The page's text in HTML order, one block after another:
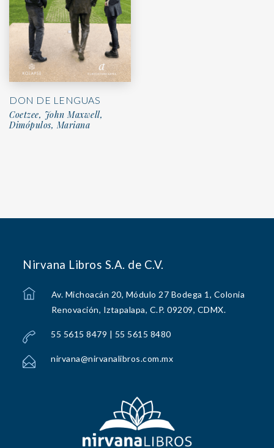
DON DE LENGUAS
Coetzee, John Maxwell,
Dimópulos, Mariana
Nirvana Libros S.A. de C.V.
Av. Michoacán 20, Módulo 27 Bodega 1, Colonia
Renovación, Iztapalapa, C.P. 09209, CDMX.
55 5615 8479 | 55 5615 8480
nirvana@nirvanalibros.com.mx